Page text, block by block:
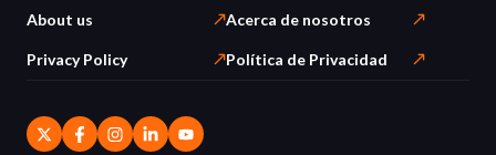
About us
Privacy Policy
Acerca de nosotros
Política de Privacidad